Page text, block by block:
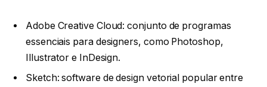
Adobe Creative Cloud: conjunto de programas
essenciais para designers, como Photoshop,
Illustrator e InDesign.
Sketch: software de design vetorial popular entre